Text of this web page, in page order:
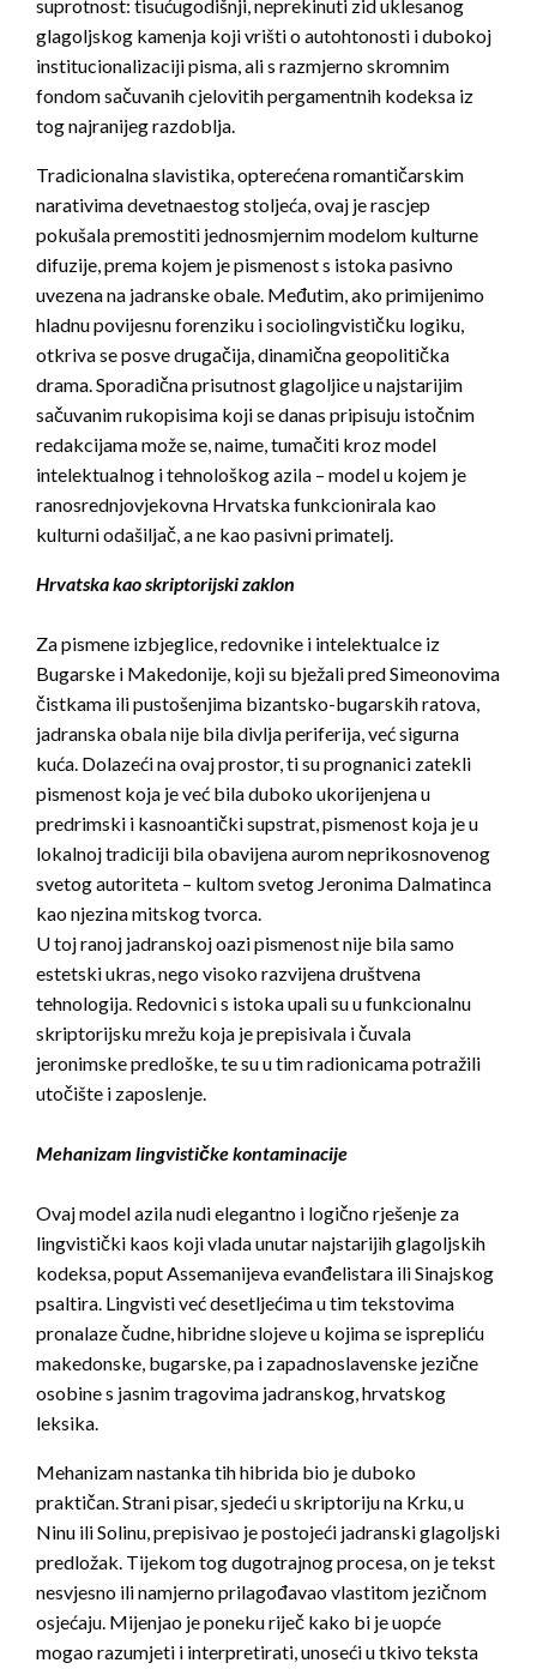
suprotnost: tisućugodišnji, neprekinuti zid uklesanog
glagoljskog kamenja koji vrišti o autohtonosti i dubokoj
institucionalizaciji pisma, ali s razmjerno skromnim
fondom sačuvanih cjelovitih pergamentnih kodeksa iz
tog najranijeg razdoblja.
Tradicionalna slavistika, opterećena romantičarskim
narativima devetnaestog stoljeća, ovaj je rascjep
pokušala premostiti jednosmjernim modelom kulturne
difuzije, prema kojem je pismenost s istoka pasivno
uvezena na jadranske obale. Međutim, ako primijenimo
hladnu povijesnu forenziku i sociolingvističku logiku,
otkriva se posve drugačija, dinamična geopolitička
drama. Sporadična prisutnost glagoljice u najstarijim
sačuvanim rukopisima koji se danas pripisuju istočnim
redakcijama može se, naime, tumačiti kroz model
intelektualnog i tehnološkog azila – model u kojem je
ranosrednjovjekovna Hrvatska funkcionirala kao
kulturni odašiljač, a ne kao pasivni primatelj.
Hrvatska kao skriptorijski zaklon
Za pismene izbjeglice, redovnike i intelektualce iz
Bugarske i Makedonije, koji su bježali pred Simeonovima
čistkama ili pustošenjima bizantsko-bugarskih ratova,
jadranska obala nije bila divlja periferija, već sigurna
kuća. Dolazeći na ovaj prostor, ti su prognanici zatekli
pismenost koja je već bila duboko ukorijenjena u
predrimski i kasnoantički supstrat, pismenost koja je u
lokalnoj tradiciji bila obavijena aurom neprikosnovenog
svetog autoriteta – kultom svetog Jeronima Dalmatinca
kao njezina mitskog tvorca.
U toj ranoj jadranskoj oazi pismenost nije bila samo
estetski ukras, nego visoko razvijena društvena
tehnologija. Redovnici s istoka upali su u funkcionalnu
skriptorijsku mrežu koja je prepisivala i čuvala
jeronimske predloške, te su u tim radionicama potražili
utočište i zaposlenje.
Mehanizam lingvističke kontaminacije
Ovaj model azila nudi elegantno i logično rješenje za
lingvistički kaos koji vlada unutar najstarijih glagoljskih
kodeksa, poput Assemanijeva evanđelistara ili Sinajskog
psaltira. Lingvisti već desetljećima u tim tekstovima
pronalaze čudne, hibridne slojeve u kojima se isprepliću
makedonske, bugarske, pa i zapadnoslavenske jezične
osobine s jasnim tragovima jadranskog, hrvatskog
leksika.
Mehanizam nastanka tih hibrida bio je duboko
praktičan. Strani pisar, sjedeći u skriptoriju na Krku, u
Ninu ili Solinu, prepisivao je postojeći jadranski glagoljski
predložak. Tijekom tog dugotrajnog procesa, on je tekst
nesvjesno ili namjerno prilagođavao vlastitom jezičnom
osjećaju. Mijenjao je poneku riječ kako bi je uopće
mogao razumjeti i interpretirati, unoseći u tkivo teksta